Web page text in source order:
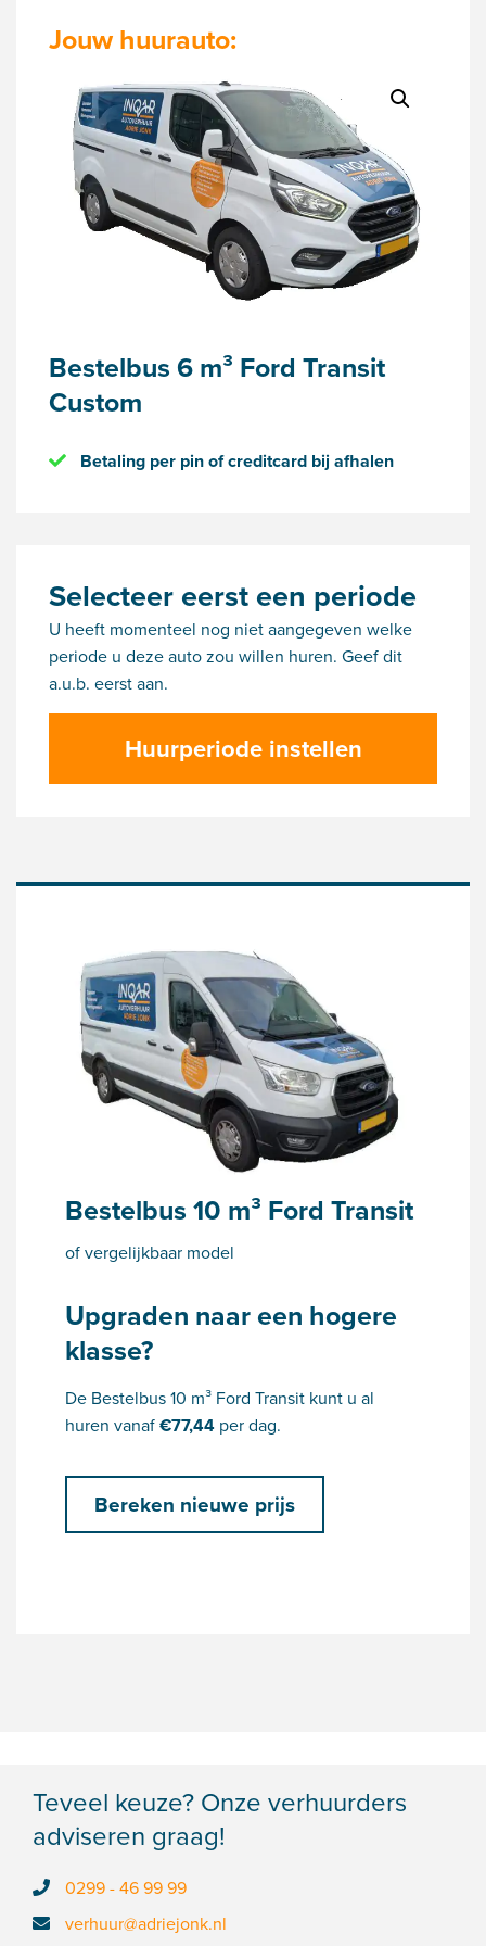
Jouw huurauto:
Bestelbus 6 m³ Ford Transit
Custom
Betaling per pin of creditcard bij afhalen
Selecteer eerst een periode
U heeft momenteel nog niet aangegeven welke
periode u deze auto zou willen huren. Geef dit
a.u.b. eerst aan.
Huurperiode instellen
Bestelbus 10 m³ Ford Transit
of vergelijkbaar model
Upgraden naar een hogere
klasse?
De Bestelbus 10 m³ Ford Transit kunt u al
huren vanaf€77,44 per dag.
Bereken nieuwe prijs
Teveel keuze? Onze verhuurders
adviseren graag!
0299 - 46 99 99
verhuur@adriejonk.nl